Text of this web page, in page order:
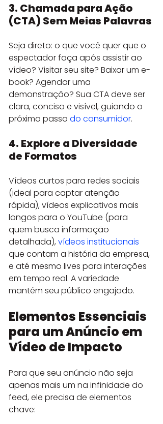
3. Chamada para Ação
(CTA) Sem Meias Palavras
Seja direto: o que você quer que o
espectador faça após assistir ao
vídeo? Visitar seu site? Baixar um e-
book? Agendar uma
demonstração? Sua CTA deve ser
clara, concisa e visível, guiando o
próximo passo do consumidor.
4. Explore a Diversidade
de Formatos
Vídeos curtos para redes sociais
(ideal para captar atenção
rápida), vídeos explicativos mais
longos para o YouTube (para
quem busca informação
detalhada), vídeos institucionais
que contam a história da empresa,
e até mesmo lives para interações
em tempo real. A variedade
mantém seu público engajado.
Elementos Essenciais
para um Anúncio em
Vídeo de Impacto
Para que seu anúncio não seja
apenas mais um na infinidade do
feed, ele precisa de elementos
chave: